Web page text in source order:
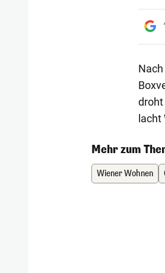
droht
Mehr zum
Wiener Wohnen